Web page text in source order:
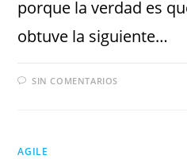
porque la verdad es
obtuve la siguiente…
SIN COMENTARIOS
AGILE